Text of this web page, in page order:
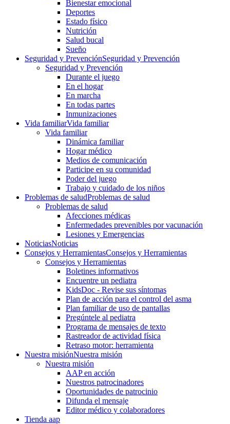
Bienestar emocional
Deportes
Estado físico
Nutrición
Salud bucal
Sueño
Seguridad y PrevenciónSeguridad y Prevención
Seguridad y Prevención
Durante el juego
En el hogar
En marcha
En todas partes
Inmunizaciones
Vida familiarVida familiar
Vida familiar
Dinámica familiar
Hogar médico
Medios de comunicación
Participe en su comunidad
Poder del juego
Trabajo y cuidado de los niños
Problemas de saludProblemas de salud
Problemas de salud
Afecciones médicas
Enfermedades prevenibles por vacunación
Lesiones y Emergencias
NoticiasNoticias
Consejos y HerramientasConsejos y Herramientas
Consejos y Herramientas
Boletines informativos
Encuentre un pediatra
KidsDoc - Revise sus síntomas
Plan de acción para el control del asma
Plan familiar de uso de pantallas
Pregúntele al pediatra
Programa de mensajes de texto
Rastre​​ador de activida​d física
Retraso motor: herramienta
Nuestra misiónNuestra misión
Nuestra misión
AAP en acción
Nuestros patrocinadores
Oportunidades de patrocinio
Difunda el mensaje
Editor médico y colaboradores
Tienda aap